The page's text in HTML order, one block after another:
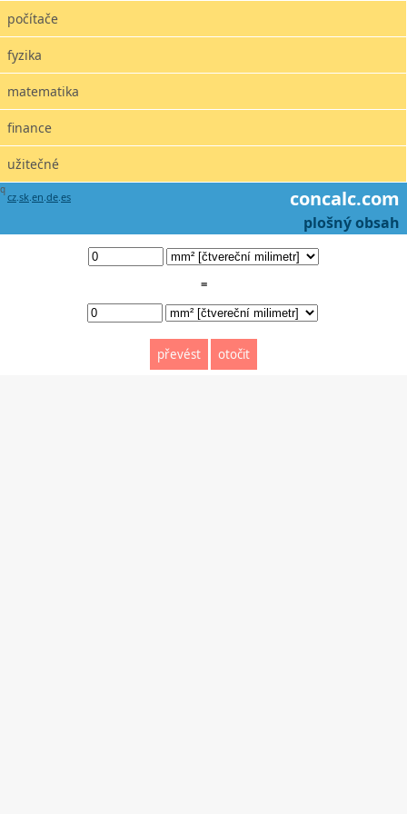
počítače
fyzika
matematika
finance
užitečné
cz.sk.en.de.es concalc.com
q
plošný obsah
=